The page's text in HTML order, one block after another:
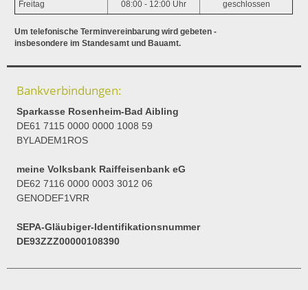
Freitag 08:00 - 12:00 Uhr geschlossen
Um telefonische Terminvereinbarung wird gebeten -
insbesondere im Standesamt und Bauamt.
Bankverbindungen:
Sparkasse Rosenheim-Bad Aibling
DE61 7115 0000 0000 1008 59
BYLADEM1ROS
meine Volksbank Raiffeisenbank eG
DE62 7116 0000 0003 3012 06
GENODEF1VRR
SEPA-Gläubiger-Identifikationsnummer
DE93ZZZ00000108390